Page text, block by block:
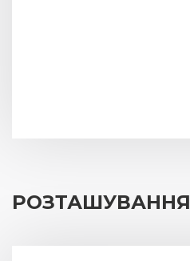
РОЗТАШУВАННЯ